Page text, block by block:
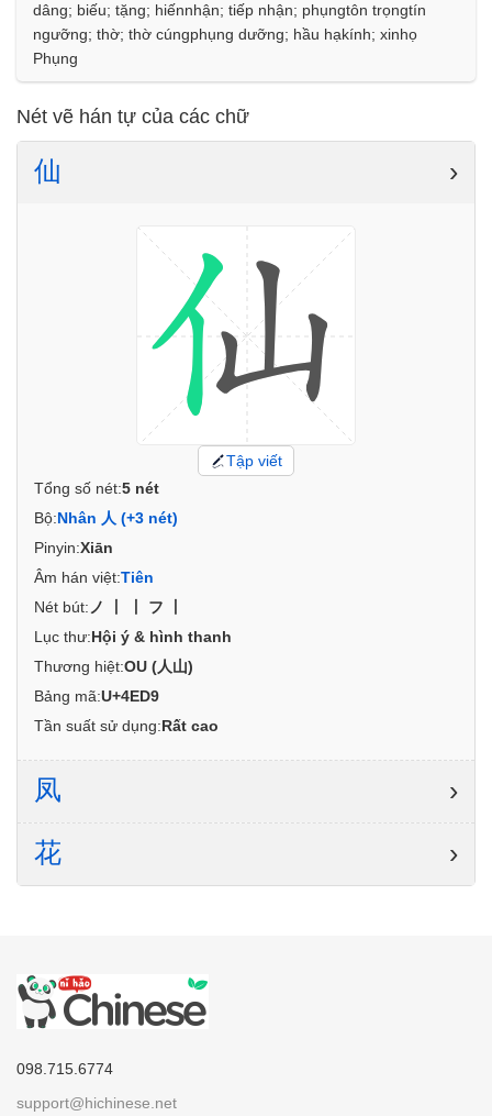
dâng; biếu; tặng; hiếnnhận; tiếp nhận; phụngtôn trọngtín
ngưỡng; thờ; thờ cúngphụng dưỡng; hầu hạkính; xinhọ
Phụng
Nét vẽ hán tự của các chữ
仙 ›
Tập viết
Tổng số nét:5 nét
Bộ:Nhân 人 (+3 nét)
Pinyin:Xiān
Âm hán việt:Tiên
Nét bút: ノ丨丨フ丨
Lục thư:Hội ý & hình thanh
Thương hiệt:OU (人山)
Bảng mã:U+4ED9
Tần suất sử dụng:Rất cao
凤 ›
花 ›
098.715.6774
support@hichinese.net